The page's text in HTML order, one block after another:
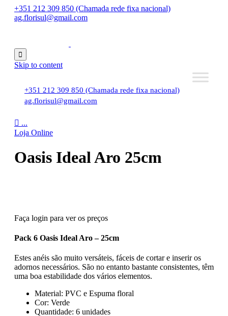
+351 212 309 850 (Chamada rede fixa nacional)
ag.florisul@gmail.com

Skip to content
+351 212 309 850 (Chamada rede fixa nacional)
ag.florisul@gmail.com
 ...
Loja Online
Oasis Ideal Aro 25cm
Faça login para ver os preços
Pack 6 Oasis Ideal Aro – 25cm
Estes anéis são muito versáteis, fáceis de cortar e inserir os
adornos necessários. São no entanto bastante consistentes, têm
uma boa estabilidade dos vários elementos.
Material: PVC e Espuma floral
Cor: Verde
Quantidade: 6 unidades